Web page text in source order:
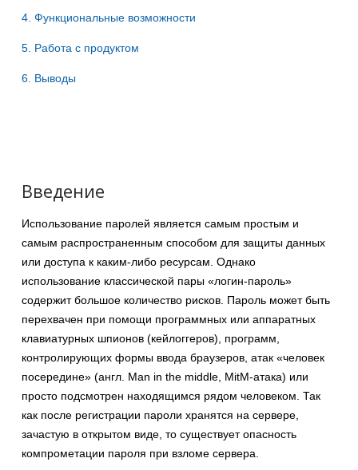
4. Функциональные возможности
5. Работа с продуктом
6. Выводы
Введение
Использование паролей является самым простым и
самым распространенным способом для защиты данных
или доступа к каким-либо ресурсам. Однако
использование классической пары «логин-пароль»
содержит большое количество рисков. Пароль может быть
перехвачен при помощи программных или аппаратных
клавиатурных шпионов (кейлоггеров), программ,
контролирующих формы ввода браузеров, атак «человек
посередине» (англ. Man in the middle, MitM-атака) или
просто подсмотрен находящимся рядом человеком. Так
как после регистрации пароли хранятся на сервере,
зачастую в открытом виде, то существует опасность
компрометации пароля при взломе сервера.